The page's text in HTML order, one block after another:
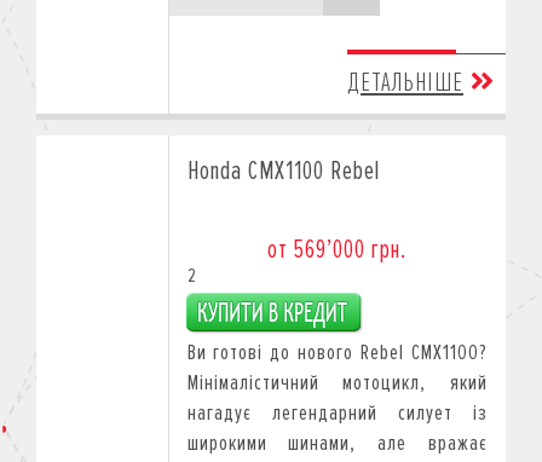
ДЕТАЛЬНІШЕ
Honda CMX1100 Rebel
от 569’000 грн.
2
Ви готові до нового Rebel CMX1100?
Мінімалістичний мотоцикл, який
нагадує легендарний силует із
широкими шинами, але вражає